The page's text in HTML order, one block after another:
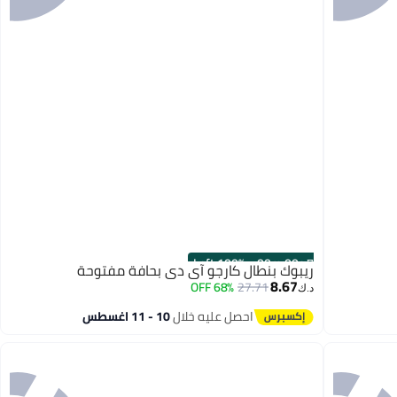
00m:00s
·
100% Left
ريبوك بنطال كارجو آي دي بحافة مفتوحة
د.ك‏8.67
27.71
68% OFF
احصل عليه خلال10 - 11 اغسطس